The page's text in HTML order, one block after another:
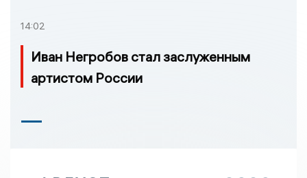
14:02
Иван Негробов стал заслуженным
артистом России